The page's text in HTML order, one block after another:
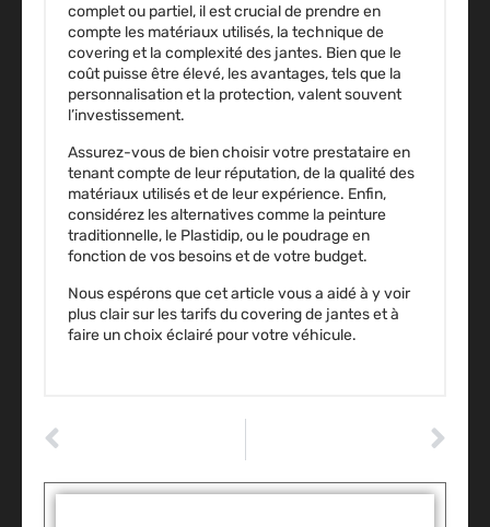
complet ou partiel, il est crucial de prendre en
compte les matériaux utilisés, la technique de
covering et la complexité des jantes. Bien que le
coût puisse être élevé, les avantages, tels que la
personnalisation et la protection, valent souvent
l’investissement.
Assurez-vous de bien choisir votre prestataire en
tenant compte de leur réputation, de la qualité des
matériaux utilisés et de leur expérience. Enfin,
considérez les alternatives comme la peinture
traditionnelle, le Plastidip, ou le poudrage en
fonction de vos besoins et de votre budget.
Nous espérons que cet article vous a aidé à y voir
plus clair sur les tarifs du covering de jantes et à
faire un choix éclairé pour votre véhicule.